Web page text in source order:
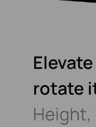
rotate